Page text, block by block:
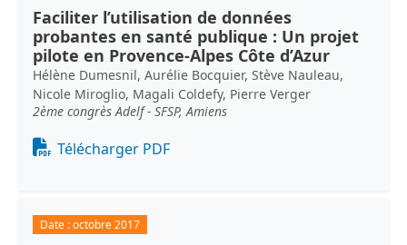
Faciliter l’utilisation de données
probantes en santé publique : Un projet
pilote en Provence-Alpes Côte d’Azur
Hélène Dumesnil, Aurélie Bocquier, Stève Nauleau,
Nicole Miroglio, Magali Coldefy, Pierre Verger
2ème congrès Adelf - SFSP, Amiens
Document
Télécharger PDF
Date :octobre 2017